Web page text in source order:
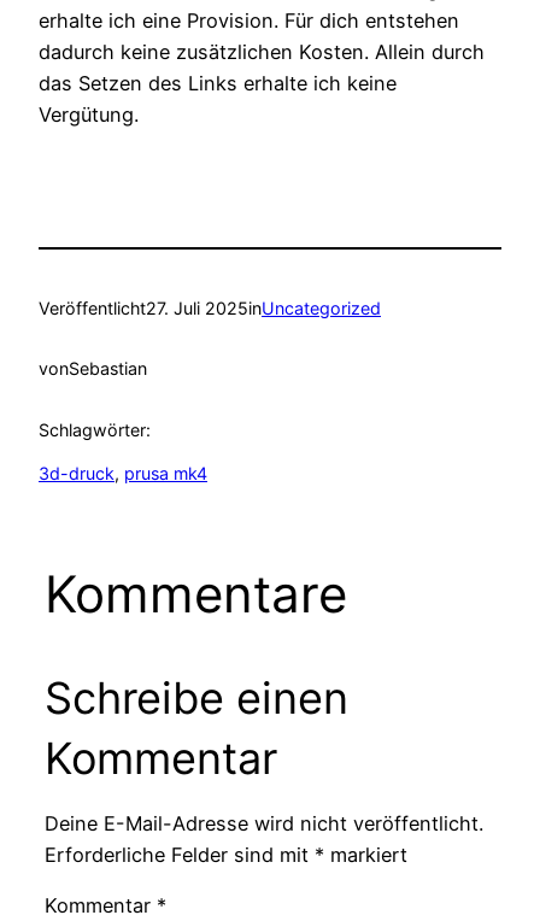
erhalte ich eine Provision. Für dich entstehen
dadurch keine zusätzlichen Kosten. Allein durch
das Setzen des Links erhalte ich keine
Vergütung.
Veröffentlicht27. Juli 2025inUncategorized
vonSebastian
Schlagwörter:
3d-druck, prusa mk4
Kommentare
Schreibe einen
Kommentar
Deine E-Mail-Adresse wird nicht veröffentlicht.
Erforderliche Felder sind mit * markiert
Kommentar *